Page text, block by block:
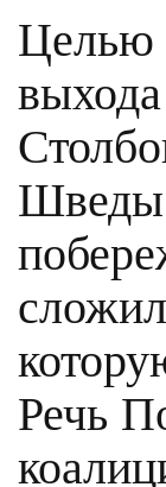
Целью
Шведы
Речь